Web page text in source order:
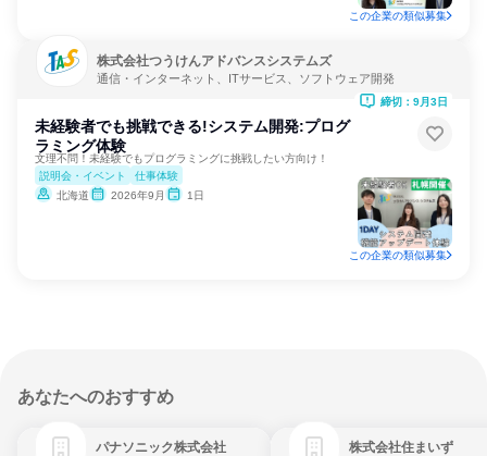
この企業の類似募集
株式会社つうけんアドバンスシステムズ
通信・インターネット、ITサービス、ソフトウェア開発
未経験者でも挑戦できる!システム開発:プログ
ラミング体験
文理不問！未経験でもプログラミングに挑戦したい方向け！
説明会・イベント
仕事体験
北海道
2026年9月 1日
締切：9月3日
この企業の類似募集
あなたへのおすすめ
パナソニック株式会社 株式会社住まいず